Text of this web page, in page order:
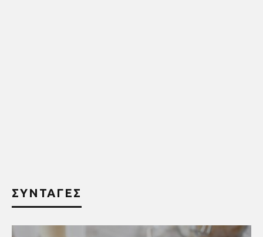
ΣΥΝΤΑΓΕΣ